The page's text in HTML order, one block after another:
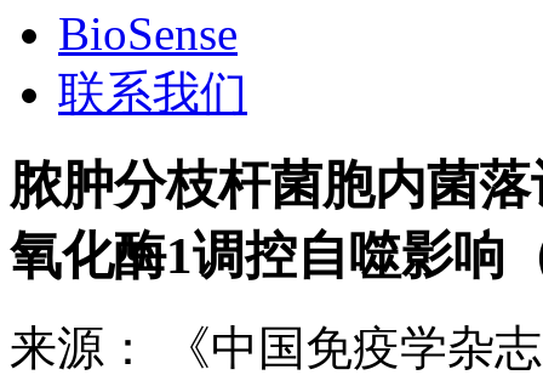
BioSense
联系我们
脓肿分枝杆菌胞内菌
氧化酶1调控自噬影响
来源：
《中国免疫学杂